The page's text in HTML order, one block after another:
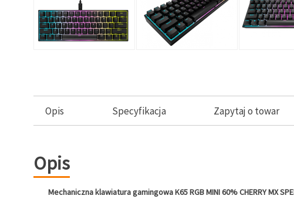
Opis Specyfikacja Zapytaj o towar
Opis
Mechaniczna klawiatura gamingowa K65 RGB MINI 60% CHERRY MX